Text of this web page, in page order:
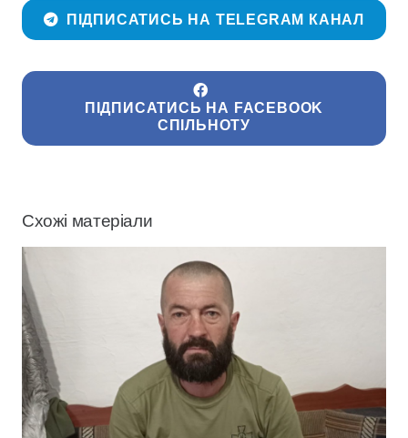
ПІДПИСАТИСЬ НА TELEGRAM КАНАЛ
ПІДПИСАТИСЬ НА FACEBOOK
СПІЛЬНОТУ
Схожі матеріали